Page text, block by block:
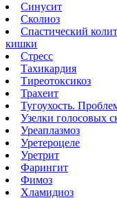
Синусит
Сколиоз
Спастический
кишки
Стресс
Тахикардия
Тиреотоксикоз
Трахеит
Тугоухость.
Узелки голосовых
Уреаплазмоз
Уретероцеле
Уретрит
Фарингит
Фимоз
Хламидиоз